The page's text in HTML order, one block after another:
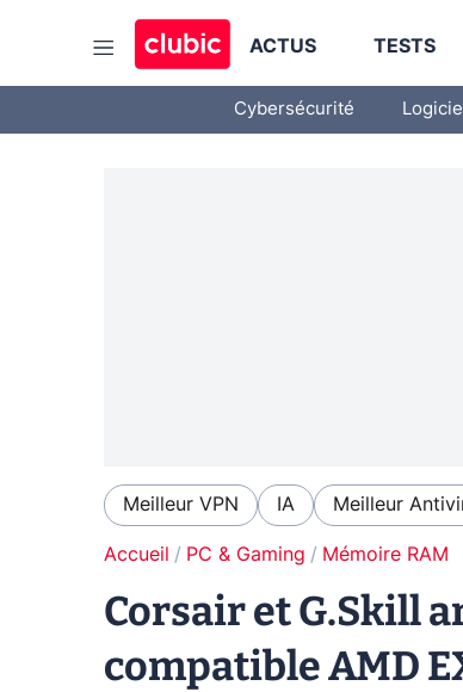
ACTUS TESTS
Cybersécurité
Meilleur VPN IA Meilleur
Accueil PC & Gaming Mémoire RAM
Corsair et G.Skill
compatible AMD